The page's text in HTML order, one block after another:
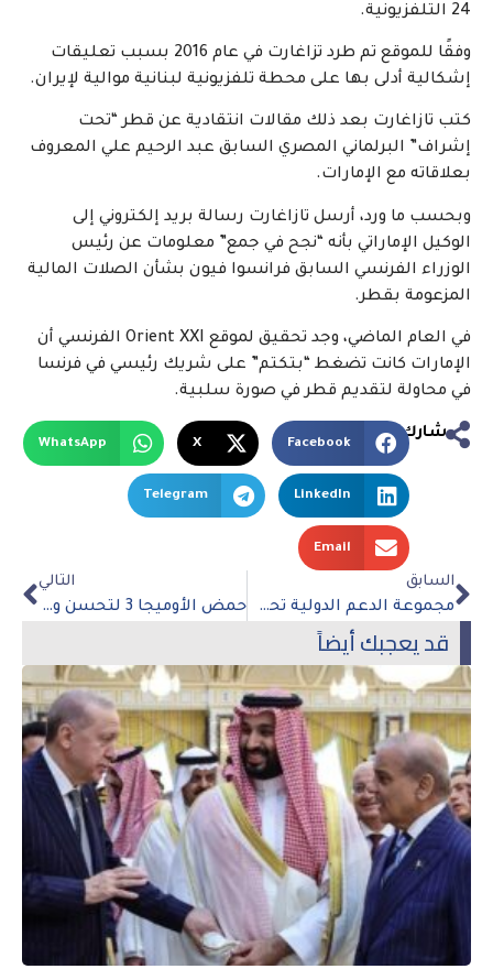
24 التلفزيونية.
وفقًا للموقع تم طرد تزاغارت في عام 2016 بسبب تعليقات
إشكالية أدلى بها على محطة تلفزيونية لبنانية موالية لإيران.
كتب تازاغارت بعد ذلك مقالات انتقادية عن قطر “تحت
إشراف” البرلماني المصري السابق عبد الرحيم علي المعروف
بعلاقاته مع الإمارات.
وبحسب ما ورد، أرسل تازاغارت رسالة بريد إلكتروني إلى
الوكيل الإماراتي بأنه “نجح في جمع” معلومات عن رئيس
الوزراء الفرنسي السابق فرانسوا فيون بشأن الصلات المالية
المزعومة بقطر.
في العام الماضي، وجد تحقيق لموقع Orient XXI الفرنسي أن
الإمارات كانت تضغط “بتكتم” على شريك رئيسي في فرنسا
في محاولة لتقديم قطر في صورة سلبية.
شارك
Facebook
X
WhatsApp
LinkedIn
Telegram
Email
السابق
مجموعة الدعم الدولية تحث على الإسراع بانتخاب رئيس للبنان
التالي
حمض الأوميجا 3 لتحسن وظائف الدماغ
قد يعجبك أيضاً